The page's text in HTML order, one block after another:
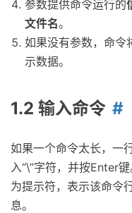
参数提供命令运行的
文件名。
如果没有参数，命令
示数据。
1.2 输入命令
如果一个命令太长，一
入“\”字符，并按Enter
为提示符，表示该命令
息。